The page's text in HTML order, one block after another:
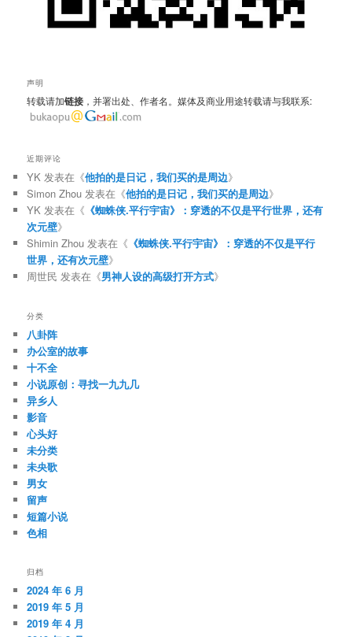
声明
转载请加链接 ，并署出处、作者名。媒体及商业用途转载请与我联系:
近期评论
YK 发表在《他拍的是日记，我们买的是周边》
Simon Zhou 发表在《他拍的是日记，我们买的是周边》
YK 发表在《 《蜘蛛侠.平行宇宙》：穿透的不仅是平行世界，还有
次元壁》
Shimin Zhou 发表在《 《蜘蛛侠.平行宇宙》：穿透的不仅是平行
世界，还有次元壁》
周世民 发表在《男神人设的高级打开方式》
分类
八卦阵
办公室的故事
十不全
小说原创：寻找一九九几
异乡人
影音
心头好
未分类
未央歌
男女
留声
短篇小说
色相
归档
2024 年 6 月
2019 年 5 月
2019 年 4 月